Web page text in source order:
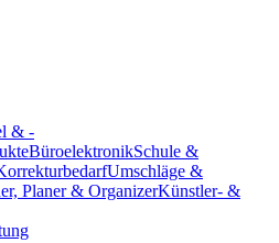
& -
BüroelektronikSchule &
Umschläge &
Planer & OrganizerKünstler- &